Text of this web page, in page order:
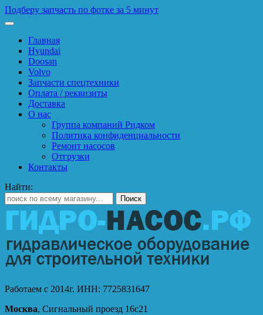
Подберу запчасть по фотке за 5 минут
Главная
Hyundai
Doosan
Volvo
Запчасти спецтехники
Оплата / реквизиты
Доставка
О нас
Группа компаний Ридком
Политика конфиденциальности
Ремонт насосов
Отгрузки
Контакты
Найти:
Работаем с 2014г. ИНН: 7725831647
Москва, Сигнальный проезд 16с21